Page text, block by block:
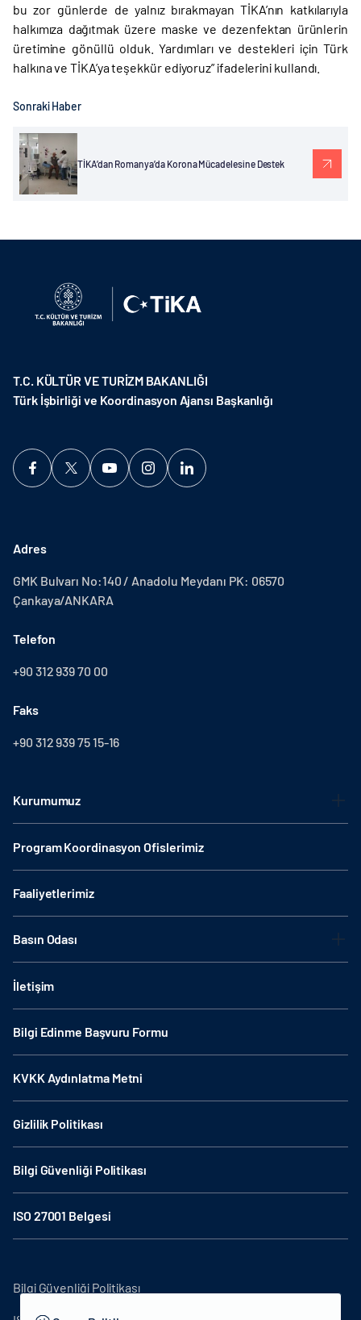
bu zor günlerde de yalnız bırakmayan TİKA’nın katkılarıyla
halkımıza dağıtmak üzere maske ve dezenfektan ürünlerin
üretimine gönüllü olduk. Yardımları ve destekleri için Türk
halkına ve TİKA’ya teşekkür ediyoruz” ifadelerini kullandı.
Sonraki Haber
TİKA’dan Romanya’da Korona Mücadelesine Destek
T.C. KÜLTÜR VE TURİZM BAKANLIĞI
Türk İşbirliği ve Koordinasyon Ajansı Başkanlığı
Adres
GMK Bulvarı No:140 / Anadolu Meydanı PK: 06570
Çankaya/ANKARA
Telefon
+90 312 939 70 00
Faks
+90 312 939 75 15-16
Kurumumuz
Program Koordinasyon Ofislerimiz
Faaliyetlerimiz
Basın Odası
İletişim
Bilgi Edinme Başvuru Formu
KVKK Aydınlatma Metni
Gizlilik Politikası
Bilgi Güvenliği Politikası
ISO 27001 Belgesi
Bilgi Güvenliği Politikası